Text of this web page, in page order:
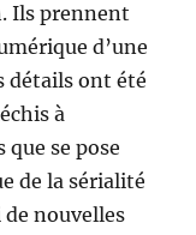
Ils prennent
d’une
détails ont été
à
se pose
de la sérialité
nouvelles